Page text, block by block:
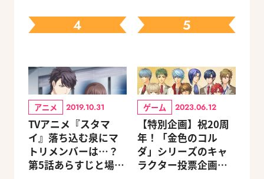
4
アニメ 2019.10.31
TVアニメ『スタマ
イ』落ち込む泉にマ
トリメンバーは…？
第5話あらすじと場面
5
ゲーム 2023.06.12
【特別企画】祝20周
年！「金色のコル
ダ」シリーズのキャ
ラクター投票企画が